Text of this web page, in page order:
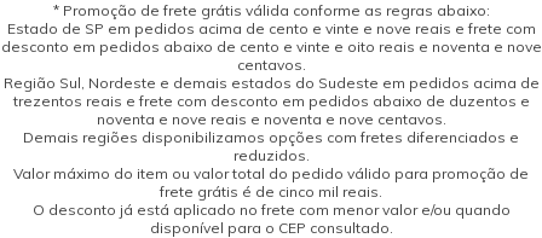
* Promoção de frete grátis válida conforme as regras abaixo:
Estado de SP em pedidos acima de cento e vinte e nove reais e frete com
desconto em pedidos abaixo de cento e vinte e oito reais e noventa e nove
centavos.
Região Sul, Nordeste e demais estados do Sudeste em pedidos acima de
trezentos reais e frete com desconto em pedidos abaixo de duzentos e
noventa e nove reais e noventa e nove centavos.
Demais regiões disponibilizamos opções com fretes diferenciados e
reduzidos.
Valor máximo do item ou valor total do pedido válido para promoção de
frete grátis é de cinco mil reais.
O desconto já está aplicado no frete com menor valor e/ou quando
disponível para o CEP consultado.